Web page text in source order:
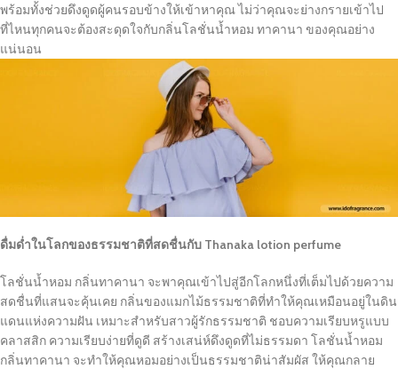
พร้อมทั้งช่วยดึงดูดผู้คนรอบข้างให้เข้าหาคุณ ไม่ว่าคุณจะย่างกรายเข้าไป
ที่ไหนทุกคนจะต้องสะดุดใจกับกลิ่นโลชั่นน้ำหอม ทาคานา ของคุณอย่าง
แน่นอน
ดื่มด่ำในโลกของธรรมชาติที่สดชื่นกับ Thanaka lotion perfume
โลชั่นน้ำหอม กลิ่นทาคานา จะพาคุณเข้าไปสู่อีกโลกหนึ่งที่เต็มไปด้วยความ
สดชื่นที่แสนจะคุ้นเคย กลิ่นของแมกไม้ธรรมชาติที่ทำให้คุณเหมือนอยู่ในดิน
แดนแห่งความฝัน เหมาะสำหรับสาวผู้รักธรรมชาติ ชอบความเรียบหรูแบบ
คลาสสิก ความเรียบง่ายที่ดูดี สร้างเสน่ห์ดึงดูดที่ไม่ธรรมดา โลชั่นน้ำหอม
กลิ่นทาคานา จะทำให้คุณหอมอย่างเป็นธรรมชาติน่าสัมผัส ให้คุณกลาย